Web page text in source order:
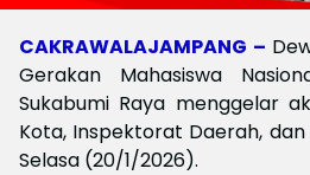
CAKRAWALAJAMPANG –
Gerakan Mahasiswa
Sukabumi Raya menggelar
Kota, Inspektorat Daerah, dan
Selasa (20/1/2026).